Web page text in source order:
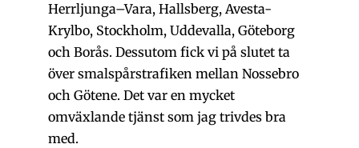
Herrljunga–Vara, Hallsberg, Avesta-
Krylbo, Stockholm, Uddevalla, Göteborg
och Borås. Dessutom fick vi på slutet ta
över smalspårstrafiken mellan Nossebro
och Götene. Det var en mycket
omväxlande tjänst som jag trivdes bra
med.